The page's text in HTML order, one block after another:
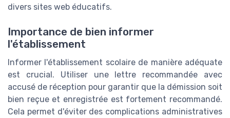
divers sites web éducatifs.
Importance de bien informer
l'établissement
Informer l'établissement scolaire de manière adéquate
est crucial. Utiliser une lettre recommandée avec
accusé de réception pour garantir que la démission soit
bien reçue et enregistrée est fortement recommandé.
Cela permet d'éviter des complications administratives